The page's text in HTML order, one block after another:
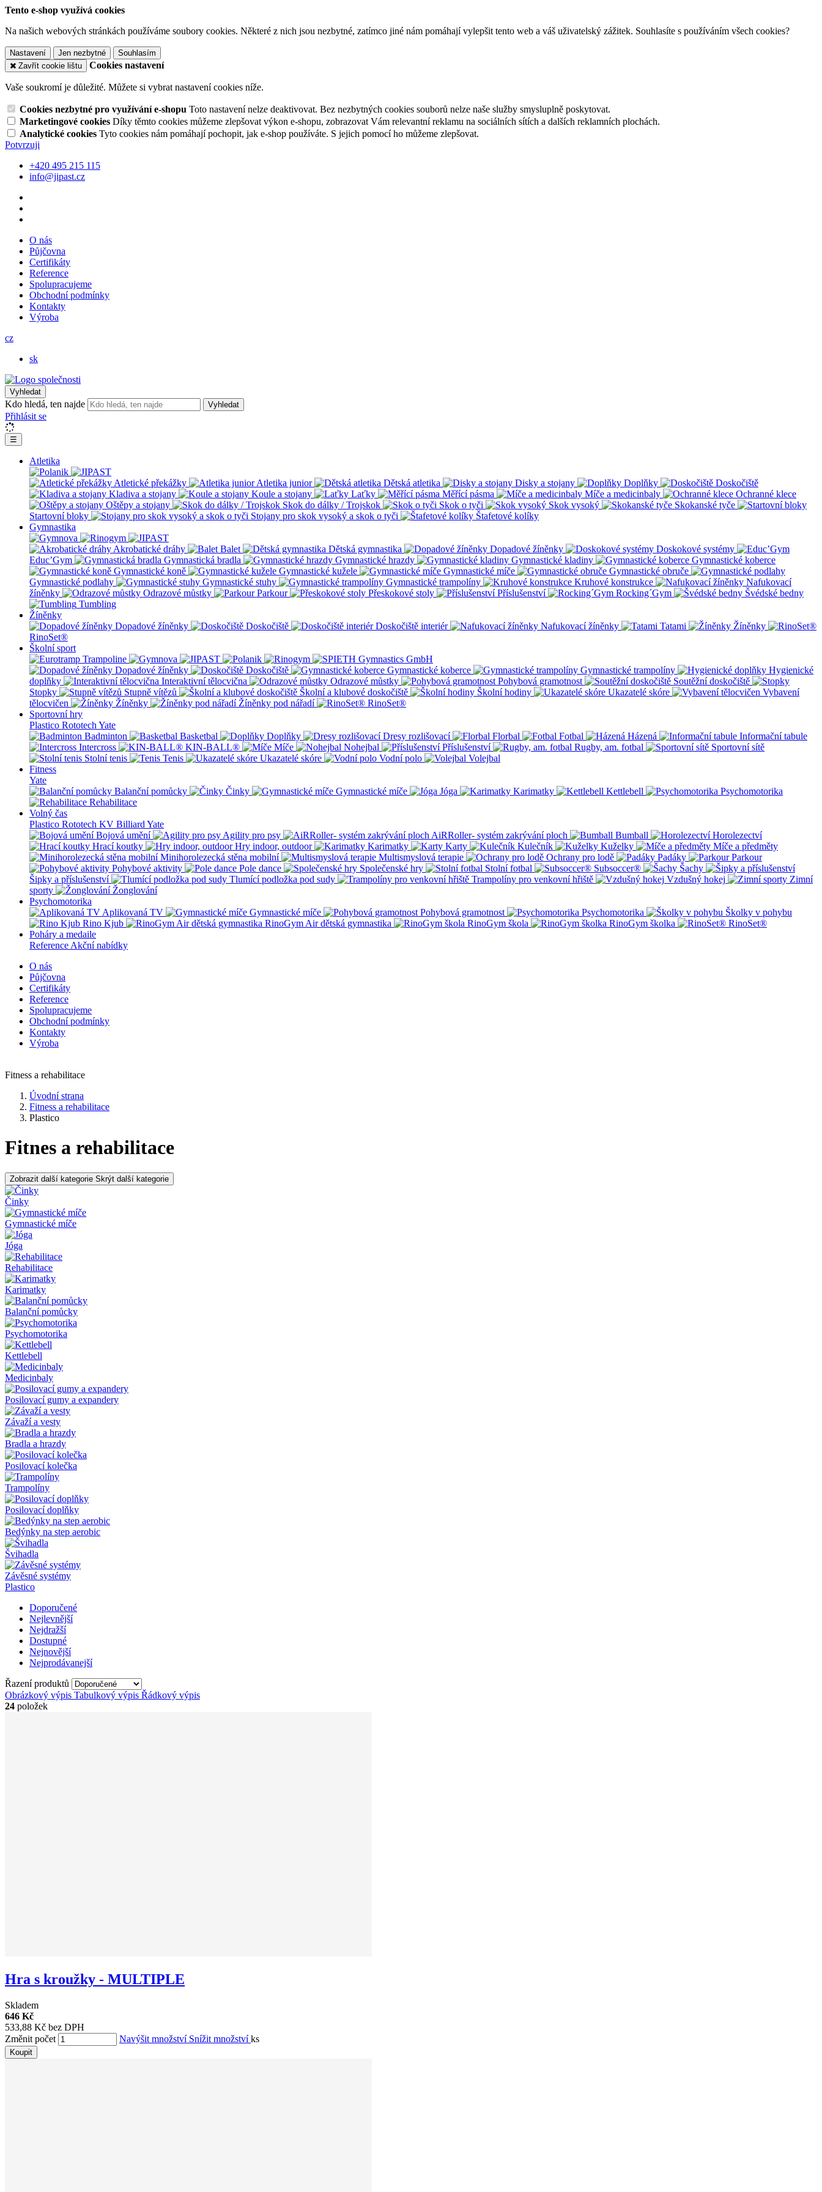
Tento e-shop využívá cookies
Na našich webových stránkách používáme soubory cookies. Některé z nich jsou nezbytné, zatímco jiné nám pomáhají vylepšit tento web a váš uživatelský zážitek. Souhlasíte s používáním všech cookies?
Nastavení Jen nezbytné
Souhlasím
Zavřít cookie lištu
Cookies nastavení
Vaše soukromí je důležité. Můžete si vybrat nastavení cookies níže.
Cookies nezbytné pro využívání e-shopu Toto nastavení nelze deaktivovat. Bez nezbytných cookies souborů nelze naše služby smysluplně poskytovat.
Marketingové cookies Díky těmto cookies můžeme zlepšovat výkon e-shopu, zobrazovat Vám relevantní reklamu na sociálních sítích a dalších reklamních plochách.
Analytické cookies Tyto cookies nám pomáhají pochopit, jak e-shop používáte. S jejich pomocí ho můžeme zlepšovat.
Potvrzuji
+420 495 215 115
info@jipast.cz
O nás
Půjčovna
Certifikáty
Reference
Spolupracujeme
Obchodní podmínky
Kontakty
Výroba
cz
sk
Vyhledat
Kdo hledá, ten najde Vyhledat
Přihlásit se
☰
Atletika
Atletické překážky Atletika junior Dětská atletika Disky a stojany Doplňky
Doskočiště
Kladiva a stojany
Koule a stojany Laťky Měřící pásma Míče a medicinbaly
Ochranné klece
Oštěpy a stojany
Skok do dálky / Trojskok Skok o tyči Skok vysoký
Skokanské tyče
Startovní bloky
Stojany pro skok vysoký a skok o tyči
Štafetové kolíky
Gymnastika
Akrobatické dráhy Balet Dětská gymnastika Dopadové žíněnky
Doskokové systémy
Educ’Gym
Gymnastická bradla Gymnastické hrazdy Gymnastické kladiny
Gymnastické koberce
Gymnastické koně
Gymnastické kužele Gymnastické míče
Gymnastické obruče
Gymnastické podlahy
Gymnastické stuhy Gymnastické trampolíny Kruhové konstrukce
Nafukovací
žíněnky
Odrazové můstky Parkour Přeskokové stoly Příslušenství Rocking´Gym
Švédské bedny
Tumbling
Žíněnky
Dopadové žíněnky
Doskočiště Doskočiště interiér Nafukovací žíněnky Tatami
Žíněnky
RinoSet®
Školní sport
Dopadové žíněnky Doskočiště Gymnastické koberce Gymnastické trampolíny
Hygienické
doplňky
Interaktivní tělocvična Odrazové můstky Pohybová gramotnost
Soutěžní doskočiště
Stopky
Stupně vítězů Školní a klubové doskočiště Školní hodiny Ukazatelé skóre
Vybavení
tělocvičen
Žíněnky Žíněnky pod nářadí
RinoSet®
Sportovní hry
Plastico Rototech Yate
Badminton
Basketbal Doplňky Dresy rozlišovací Florbal Fotbal Házená
Informační tabule
Intercross
KIN-BALL® Míče Nohejbal Příslušenství Rugby, am. fotbal
Sportovní sítě
Stolní tenis
Tenis Ukazatelé skóre Vodní polo
Volejbal
Fitness
Yate
Balanční pomůcky
Činky Gymnastické míče Jóga Karimatky Kettlebell
Psychomotorika
Rehabilitace
Volný čas
Plastico Rototech KV Billiard Yate
Bojová umění
Agility pro psy AiRRoller- systém zakrývání ploch Bumball
Horolezectví
Hrací koutky
Hry indoor, outdoor Karimatky Karty Kulečník Kuželky
Míče a předměty
Minihorolezecká stěna mobilní
Multismyslová terapie Ochrany pro lodě Padáky
Parkour
Pohybové aktivity
Pole dance Společenské hry Stolní fotbal Subsoccer®
Šachy
Šipky a příslušenství
Tlumící podložka pod sudy Trampolíny pro venkovní hřiště Vzdušný hokej
Zimní
sporty
Žonglování
Psychomotorika
Aplikovaná TV
Gymnastické míče Pohybová gramotnost Psychomotorika
Školky v pohybu
Rino Kjub
RinoGym Air dětská gymnastika RinoGym škola RinoGym školka
RinoSet®
Poháry a medaile
Reference Akční nabídky
O nás
Půjčovna
Certifikáty
Reference
Spolupracujeme
Obchodní podmínky
Kontakty
Výroba
Fitness a rehabilitace
Úvodní strana
Fitness a rehabilitace
Plastico
Fitnes a rehabilitace
Zobrazit další kategorie Skrýt další kategorie
Činky
Gymnastické míče
Jóga
Rehabilitace
Karimatky
Balanční pomůcky
Psychomotorika
Kettlebell
Medicinbaly
Posilovací gumy a expandery
Závaží a vesty
Bradla a hrazdy
Posilovací kolečka
Trampolíny
Posilovací doplňky
Bedýnky na step aerobic
Švihadla
Závěsné systémy
Plastico
Doporučené
Nejlevnější
Nejdražší
Dostupné
Nejnovější
Nejprodávanejší
Řazení produktů
Obrázkový výpis Tabulkový výpis Řádkový výpis
24 položek
Hra s kroužky - MULTIPLE
Skladem
646 Kč
533,88 Kč bez DPH
Změnit počet
Navýšit množství Snížit množstvíks
Koupit